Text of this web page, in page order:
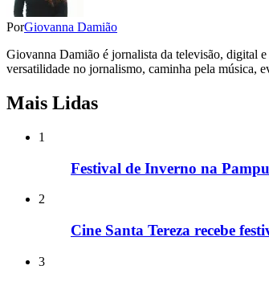
PorGiovanna Damião
Giovanna Damião é jornalista da televisão, digital
versatilidade no jornalismo, caminha pela música,
Mais Lidas
1
Festival de Inverno na
2
Cine Santa Tereza recebe
3